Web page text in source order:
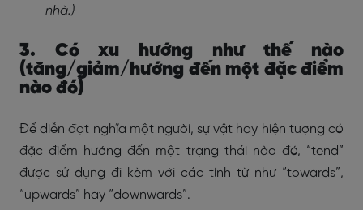
nhà.)
3. Có xu hướng như thế nào
(tăng/giảm/hướng đến một đặc điểm
nào đó)
Để diễn đạt nghĩa một người, sự vật hay hiện tượng có
đặc điểm hướng đến một trạng thái nào đó, “tend”
được sử dụng đi kèm với các tính từ như “towards”,
“upwards” hay “downwards”.